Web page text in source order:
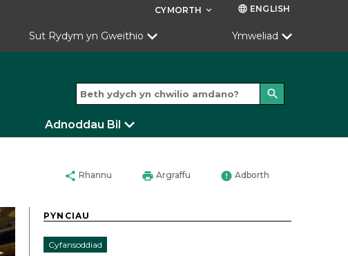
CYMORTH keyboard_arrow_down language ENGLISH
Sut Rydym yn Gweithio Ymweliad
search
Adnoddau Bil
share Rhannu print Argraffu error Adborth
PYNCIAU
Cyfansoddiad